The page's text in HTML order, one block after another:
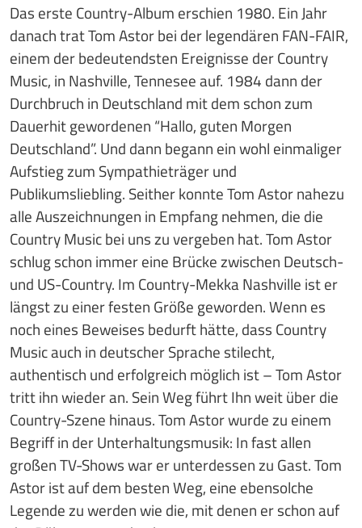
Das erste Country-Album erschien 1980. Ein Jahr
danach trat Tom Astor bei der legendären FAN-FAIR,
einem der bedeutendsten Ereignisse der Country
Music, in Nashville, Tennesee auf. 1984 dann der
Durchbruch in Deutschland mit dem schon zum
Dauerhit gewordenen “Hallo, guten Morgen
Deutschland”. Und dann begann ein wohl einmaliger
Aufstieg zum Sympathieträger und
Publikumsliebling. Seither konnte Tom Astor nahezu
alle Auszeichnungen in Empfang nehmen, die die
Country Music bei uns zu vergeben hat. Tom Astor
schlug schon immer eine Brücke zwischen Deutsch-
und US-Country. Im Country-Mekka Nashville ist er
längst zu einer festen Größe geworden. Wenn es
noch eines Beweises bedurft hätte, dass Country
Music auch in deutscher Sprache stilecht,
authentisch und erfolgreich möglich ist – Tom Astor
tritt ihn wieder an. Sein Weg führt Ihn weit über die
Country-Szene hinaus. Tom Astor wurde zu einem
Begriff in der Unterhaltungsmusik: In fast allen
großen TV-Shows war er unterdessen zu Gast. Tom
Astor ist auf dem besten Weg, eine ebensolche
Legende zu werden wie die, mit denen er schon auf